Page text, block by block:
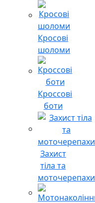
Кросові
шоломи
Кроссові
боти
Захист
тіла та
моточерепахи